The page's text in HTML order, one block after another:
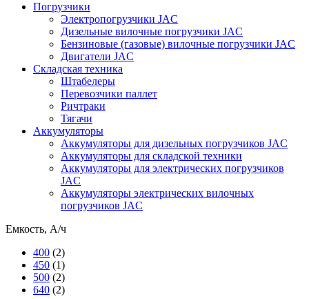
Погрузчики
Электропогрузчики JAC
Дизельные вилочные погрузчики JAC
Бензиновые (газовые) вилочные погрузчики JAC
Двигатели JAC
Складская техника
Штабелеры
Перевозчики паллет
Ричтраки
Тягачи
Аккумуляторы
Аккумуляторы для дизельных погрузчиков JAC
Аккумуляторы для складской техники
Аккумуляторы для электрических погрузчиков
JAC
Аккумуляторы электрических вилочных
погрузчиков JAC
Емкость, А/ч
400 (2)
450 (1)
500 (2)
640 (2)